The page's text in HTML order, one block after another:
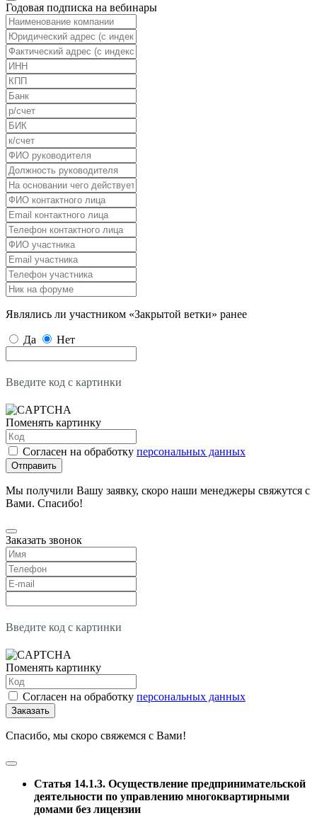
Годовая подписка на вебинары
Являлись ли участником «Закрытой ветки» ранее
Да Нет
Введите код с картинки
Поменять картинку
Согласен на обработку персональных данных
Отправить
Мы получили Вашу заявку, скоро наши менеджеры свяжутся с
Вами. Спасибо!
Заказать звонок
Введите код с картинки
Поменять картинку
Согласен на обработку персональных данных
Заказать
Спасибо, мы скоро свяжемся с Вами!
Статья 14.1.3. Осуществление предпринимательской
деятельности по управлению многоквартирными
домами без лицензии